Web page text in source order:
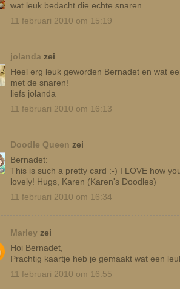
wat leuk bedacht die echte snaren
11 februari 2010 om 15:19
jolanda zei
Heel erg leuk geworden Bernadet en wat
met de snaren!
liefs jolanda
11 februari 2010 om 16:13
Doodle Queen zei
Bernadet:
This is such a pretty card :-) I LOVE how
lovely! Hugs, Karen (Karen's Doodles)
11 februari 2010 om 16:34
Marley zei
Hoi Bernadet,
Prachtig kaartje heb je gemaakt wat een
11 februari 2010 om 16:55